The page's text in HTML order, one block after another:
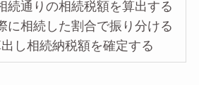
続通りの相続税額を算出する
に相続した割合で振り分ける
し相続納税額を確定する